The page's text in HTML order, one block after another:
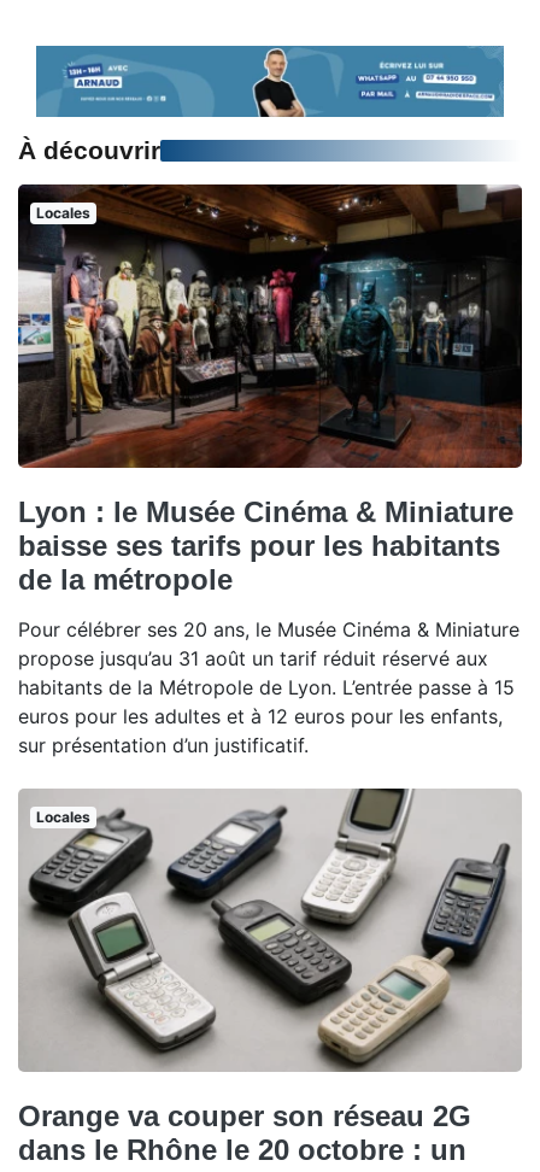
À découvrir
Locales
Lyon : le Musée Cinéma & Miniature
baisse ses tarifs pour les habitants
de la métropole
Pour célébrer ses 20 ans, le Musée Cinéma & Miniature
propose jusqu’au 31 août un tarif réduit réservé aux
habitants de la Métropole de Lyon. L’entrée passe à 15
euros pour les adultes et à 12 euros pour les enfants,
sur présentation d’un justificatif.
Locales
Orange va couper son réseau 2G
dans le Rhône le 20 octobre : un